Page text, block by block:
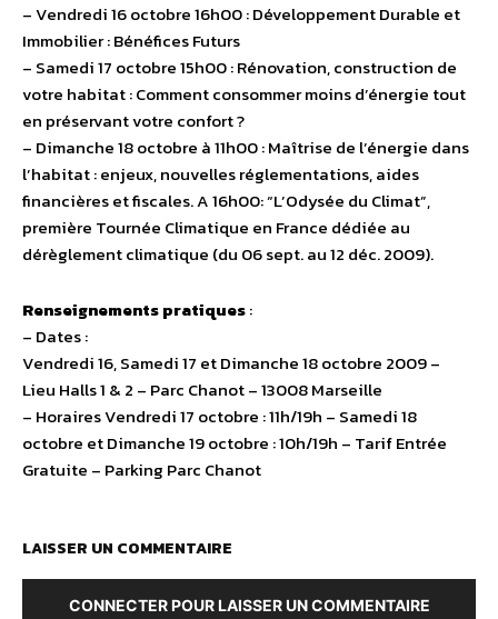
– Vendredi 16 octobre 16h00 : Développement Durable et
Immobilier : Bénéfices Futurs
– Samedi 17 octobre 15h00 : Rénovation, construction de
votre habitat : Comment consommer moins d’énergie tout
en préservant votre confort ?
– Dimanche 18 octobre à 11h00 : Maîtrise de l’énergie dans
l’habitat : enjeux, nouvelles réglementations, aides
financières et fiscales. A 16h00: “L’Odysée du Climat”,
première Tournée Climatique en France dédiée au
dérèglement climatique (du 06 sept. au 12 déc. 2009).
Renseignements pratiques:
– Dates :
Vendredi 16, Samedi 17 et Dimanche 18 octobre 2009 –
Lieu Halls 1 & 2 – Parc Chanot – 13008 Marseille
– Horaires Vendredi 17 octobre : 11h/19h – Samedi 18
octobre et Dimanche 19 octobre : 10h/19h – Tarif Entrée
Gratuite – Parking Parc Chanot
LAISSER UN COMMENTAIRE
CONNECTER POUR LAISSER UN COMMENTAIRE